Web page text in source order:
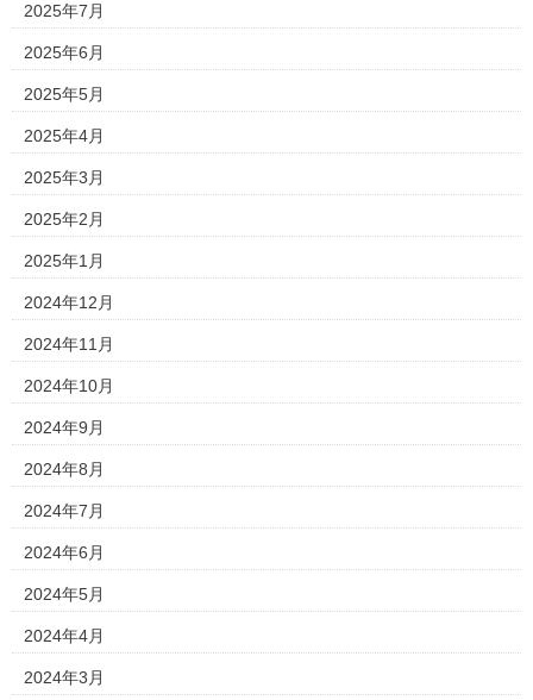
2025年7月
2025年6月
2025年5月
2025年4月
2025年3月
2025年2月
2025年1月
2024年12月
2024年11月
2024年10月
2024年9月
2024年8月
2024年7月
2024年6月
2024年5月
2024年4月
2024年3月